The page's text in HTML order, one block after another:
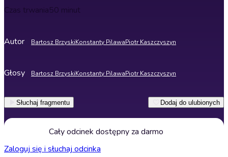
Czas trwania50 minut
Autor Bartosz BrzyskiKonstanty PilawaPiotr Kaszczyszyn
Głosy Bartosz BrzyskiKonstanty PilawaPiotr Kaszczyszyn
Słuchaj fragmentu Dodaj do ulubionych
Cały odcinek dostępny za darmo
Zaloguj się i słuchaj odcinka